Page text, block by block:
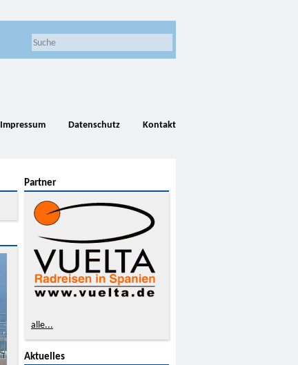
Impressum Datenschutz Kontakt
Partner
alle...
Aktuelles